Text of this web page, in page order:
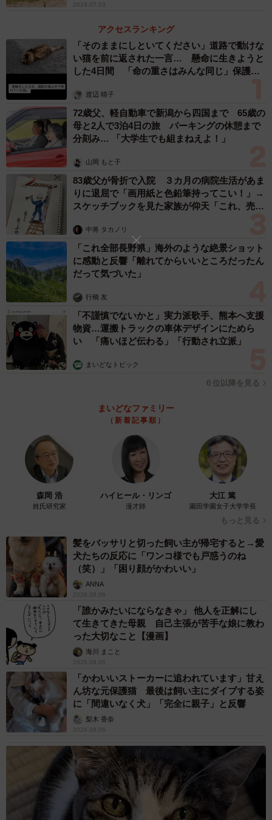
→河北新報 ONLINE NEWSのウエブサイトは
https://www.kahoku.co.jp/tohokunews/201909/20190904_1
3039.html
▼どなどな探検隊 パートナー協定について
まいどなニュースはオンデマンド調査報道の充実に向け
て、北海道新聞、岩手日報、河北新報、東京新聞、京都新
聞、中国新聞、テレビ西日本、エフエム福岡、琉球新報と
連携協定を結んでいます。「どなどな探検隊」に寄せられ
る調査依頼や内部告発のうち、取材対象地域外に関するも
のなどは各社と情報を共有。北海道新聞の「みんなで探る
ぶんぶん特報班」岩手日報の「特命記者−あなたの疑問、徹
底解明−」、河北新報の「読者とともに 特別報道室」、東
京新聞の「ニュースあなた発」、京都新聞の「読者に応え
る」、関西発のニュースサイト・まいどなニュースの「ど
などな探検隊」、中国新聞の「こちら編集局です あなた
の声から」、琉球新報の「りゅうちゃんねる～あなたの疑
問に応えます」の記事を相互交換し、新聞や自社のウェブ
サイトに随時掲載します。
2019.07.03
アクセスランキング
「そのままにしといてください」道路で動けな
い猫を前に返された一言… 懸命に生きようと
した4日間 「命の重さはみんな同じ」保護団
渡辺 晴子
72歳父、軽自動車で新潟から四国まで 65歳の
母と2人で3泊4日の旅 パーキングの休憩まで
分刻み… 「大学生でも組まねえよ！」
山岡 もと子
83歳父が骨折で入院 ３カ月の病院生活があま
りに退屈で「画用紙と色鉛筆持ってこい！」→
スケッチブックを見た家族が仰天「これ、売れ
中将 タカノリ
「これ全部長野県」海外のような絶景ショット
に感動と反響「離れてからいいところだったん
だって気づいた」
行橋 友
「不謹慎でないかと」実力派歌手、熊本へ支援
物資…運搬トラックの車体デザインにためら
い 「痛いほど伝わる」「行動され立派」
まいどなトピック
６位以降を見る
まいどなファミリー
（新着記事順）
森岡 浩
姓氏研究家
ハイヒール・リンゴ
漫才師
大江 篤
園田学園女子大学学長
もっと見る
髪をバッサリと切った飼い主が帰宅すると→愛
犬たちの反応に「ワンコ様でも戸惑うのね
（笑）」「困り顔がかわいい」
ANNA
2026.08.06
「誰かみたいにならなきゃ」 他人を正解にし
て生きてきた母親 自己主張が苦手な娘に教わ
った大切なこと【漫画】
海川 まこと
2026.08.06
「かわいいストーカーに追われています」甘え
ん坊な元保護猫 最後は飼い主にダイブする姿
に「間違いなく犬」「完全に親子」と反響
梨木 香奈
2026.08.06